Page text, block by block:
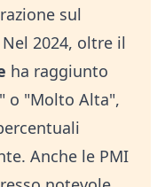
sul
2024, oltre il
ha raggiunto
o "Molto Alta",
Anche le PMI